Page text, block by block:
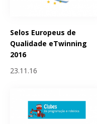
Selos Europeus de
Qualidade eTwinning
2016
23.11.16